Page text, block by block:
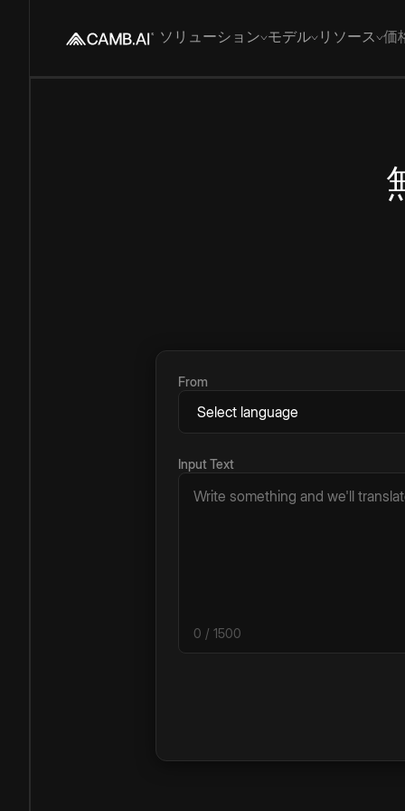
ソリューション モデル リソース 価
From
Input Text
0 / 1500